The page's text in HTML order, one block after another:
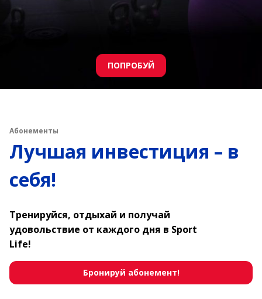
Абонементы
Лучшая инвестиция – в
себя!
Тренируйся, отдыхай и получай
удовольствие от каждого дня в Sport
Life!
Бронируй абонемент!